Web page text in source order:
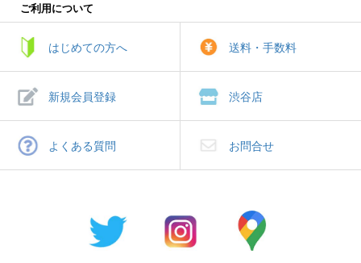
ご利用について
はじめての方へ 送料・手数料
新規会員登録 渋谷店
よくある質問 お問合せ